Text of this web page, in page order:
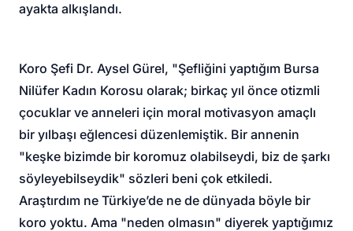
ayakta alkışlandı.
Koro Şefi Dr. Aysel Gürel, "Şefliğini yaptığım Bursa
Nilüfer Kadın Korosu olarak; birkaç yıl önce otizmli
çocuklar ve anneleri için moral motivasyon amaçlı
bir yılbaşı eğlencesi düzenlemiştik. Bir annenin
"keşke bizimde bir koromuz olabilseydi, biz de şarkı
söyleyebilseydik" sözleri beni çok etkiledi.
Araştırdım ne Türkiye’de ne de dünyada böyle bir
koro yoktu. Ama "neden olmasın" diyerek yaptığımız